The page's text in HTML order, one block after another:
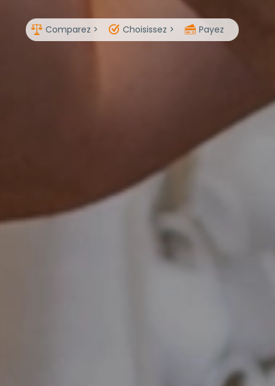
Comparez > Choisissez > Payez